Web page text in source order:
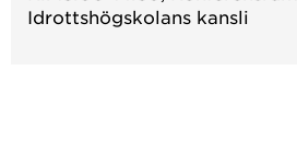
Idrottshögskolans kansli